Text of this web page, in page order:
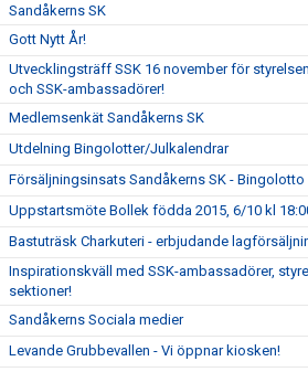
Sandåkerns SK
Gott Nytt År!
Utvecklingsträff SSK 16 november för
och SSK-ambassadörer!
Medlemsenkät Sandåkerns SK
Utdelning Bingolotter/Julkalendrar
Försäljningsinsats Sandåkerns SK - Bingolotto
Uppstartsmöte Bollek födda 2015, 6/10 kl
Bastuträsk Charkuteri - erbjudande
Inspirationskväll med SSK-ambassadörer,
sektioner!
Sandåkerns Sociala medier
Levande Grubbevallen - Vi öppnar kiosken!